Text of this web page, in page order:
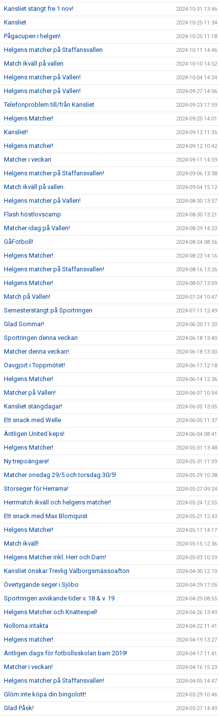
Kansliet stängt fre 1 nov! 2024-10-31 13:46
Kansliet 2024-10-25 11:34
Pågacupen i helgen! 2024-10-25 11:18
Helgens matcher på Staffansvallen 2024-10-11 14:46
Match ikväll på vallen 2024-10-10 14:52
Helgens matcher på Vallen! 2024-10-04 14:24
Helgens matcher på Vallen! 2024-09-27 14:06
Telefonproblem till/från Kansliet 2024-09-23 17:59
Helgens Matcher! 2024-09-20 14:01
Kansliet! 2024-09-13 11:35
Helgens matcher! 2024-09-12 10:42
Matcher i veckan 2024-09-11 14:59
Helgens matcher på Staffansvallen! 2024-09-06 13:38
Match ikväll på vallen. 2024-09-04 15:12
Helgens matcher på Vallen! 2024-08-30 13:57
Flash höstlovscamp 2024-08-30 13:21
Matcher idag på Vallen! 2024-08-29 14:23
GåFotboll! 2024-08-24 08:56
Helgens Matcher! 2024-08-23 14:16
Helgens matcher på Staffansvallen! 2024-08-16 13:26
Helgens Matcher! 2024-08-07 13:09
Match på Vallen! 2024-07-24 10:47
Semesterstängt på Sportringen 2024-07-11 12:49
Glad Sommar! 2024-06-20 11:20
Sportringen denna veckan 2024-06-18 13:40
Matcher denna veckan! 2024-06-18 13:00
Oavgjort i Toppmötet! 2024-06-17 12:18
Helgens Matcher! 2024-06-14 12:36
Matcher på Vallen! 2024-06-07 10:54
Kansliet stängdagar! 2024-06-05 13:05
Ett snack med Welle 2024-06-05 11:37
Äntligen United keps! 2024-06-04 08:41
Helgens Matcher! 2024-05-31 13:48
Ny trepoängare! 2024-05-31 11:09
Matcher onsdag 29/5 och torsdag 30/5! 2024-05-29 10:38
Storseger för Herrarna! 2024-05-27 09:24
Herrmatch ikväll och helgens matcher! 2024-05-24 12:55
Ett snack med Max Blomquist 2024-05-21 12:43
Helgens Matcher! 2024-05-17 14:17
Match ikväll! 2024-05-15 12:36
Helgens Matcher inkl. Herr och Dam! 2024-05-03 10:59
Kansliet önskar Trevlig Valborgsmässoafton 2024-04-30 12:10
Övertygande seger i Sjöbo 2024-04-29 17:05
Sportringen avvikande tider v. 18 & v. 19 2024-04-29 08:55
Helgens Matcher och Knattespel! 2024-04-26 13:49
Nollorna intakta 2024-04-22 11:41
Helgens matcher! 2024-04-19 13:27
Äntligen dags för fotbollsskolan barn 2019! 2024-04-17 11:41
Matcher i veckan! 2024-04-16 15:23
Helgens matcher på Staffansvallen! 2024-04-05 14:47
Glöm inte köpa din bingolott! 2024-03-29 10:46
Glad Påsk! 2024-03-27 14:49